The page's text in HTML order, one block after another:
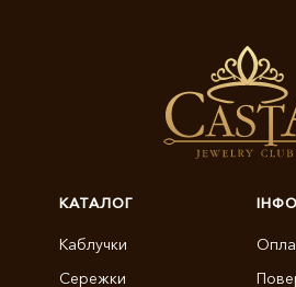
КАТАЛОГ
Каблучки
Сережки